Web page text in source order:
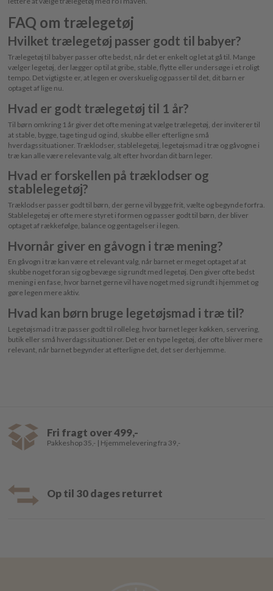
FAQ om trælegetøj
Hvilket trælegetøj passer godt til babyer?
Trælegetøj til babyer passer ofte bedst, når det er enkelt og let at gå til. Mange
vælger legetøj, der lægger op til at gribe, stable, flytte eller undersøge i et roligt
tempo. Det vigtigste er, at legen er overskuelig og passer til det, dit barn er
optaget af lige nu.
Hvad er godt trælegetøj til 1 år?
Til børn omkring 1 år giver det ofte mening at vælge trælegetøj, der inviterer til
at stable, bygge, tage ting ud og ind, skubbe eller efterligne små
hverdagssituationer. Træklodser, stablelegetøj, legetøjsmad i træ og gåvogne i
træ kan alle være relevante valg, alt efter hvordan dit barn leger.
Hvad er forskellen på træklodser og
stablelegetøj?
Træklodser passer godt til børn, der gerne vil bygge frit, vælte og begynde forfra.
Stablelegetøj er ofte mere styret i formen og passer godt til børn, der bliver
optaget af rækkefølge, balance og gentagelser i legen.
Hvornår giver en gåvogn i træ mening?
En gåvogn i træ kan være et relevant valg, når barnet er meget optaget af at
skubbe noget foran sig og bevæge sig rundt med legetøj. Den giver ofte bedst
mening i en fase, hvor barnet gerne vil have noget med sig rundt i hjemmet og
gøre legen mere aktiv.
Hvad kan børn bruge legetøjsmad i træ til?
Legetøjsmad i træ passer godt til rolleleg, hvor barnet leger køkken, servering,
butik eller små hverdagssituationer. Det er en type legetøj, der ofte bliver mere
relevant, når barnet begynder at efterligne det, det ser derhjemme.
Fri fragt over 499,-
Pakkeshop 35,- | Hjemmelevering fra 39,-
Op til 30 dages returret